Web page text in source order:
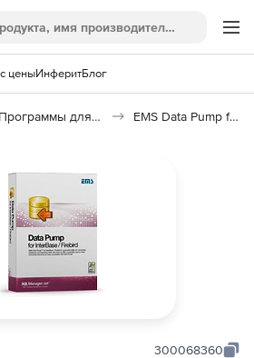
ценыИнферитБлог
Программы для работы с базами данных EMS Data Pump for InterBase/Firebird
300068360